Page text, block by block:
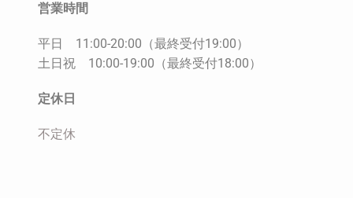
営業時間
平日　11:00-20:00（最終受付19:00）
土日祝　10:00-19:00（最終受付18:00）
定休日
不定休